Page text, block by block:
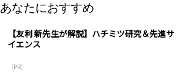
あなたにおすすめ
【友利 新先生が解説】ハチミツ研究＆先進サ
イエンス
（PR）